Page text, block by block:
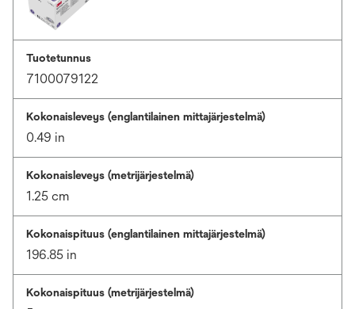
Tuotetunnus
7100079122
Kokonaisleveys (englantilainen mittajärjestelmä)
0.49 in
Kokonaisleveys (metrijärjestelmä)
1.25 cm
Kokonaispituus (englantilainen mittajärjestelmä)
196.85 in
Kokonaispituus (metrijärjestelmä)